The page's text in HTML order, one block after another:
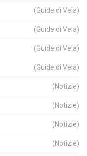
(Guide di Vela)
(Guide di Vela)
(Guide di Vela)
(Guide di Vela)
(Notizie)
(Notizie)
(Notizie)
(Notizie)